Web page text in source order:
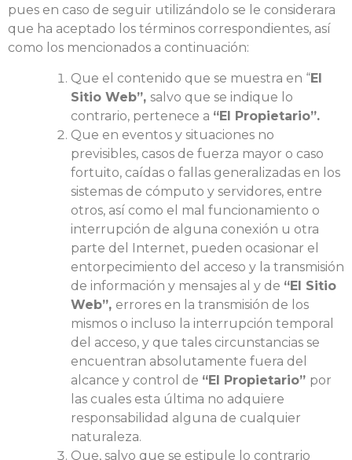
pues en caso de seguir utilizándolo se le considerara
que ha aceptado los términos correspondientes, así
como los mencionados a continuación:
Que el contenido que se muestra en “El
Sitio Web”, salvo que se indique lo
contrario, pertenece a “El Propietario”.
Que en eventos y situaciones no
previsibles, casos de fuerza mayor o caso
fortuito, caídas o fallas generalizadas en los
sistemas de cómputo y servidores, entre
otros, así como el mal funcionamiento o
interrupción de alguna conexión u otra
parte del Internet, pueden ocasionar el
entorpecimiento del acceso y la transmisión
de información y mensajes al y de “El Sitio
Web”, errores en la transmisión de los
mismos o incluso la interrupción temporal
del acceso, y que tales circunstancias se
encuentran absolutamente fuera del
alcance y control de “El Propietario” por
las cuales esta última no adquiere
responsabilidad alguna de cualquier
naturaleza.
Que, salvo que se estipule lo contrario